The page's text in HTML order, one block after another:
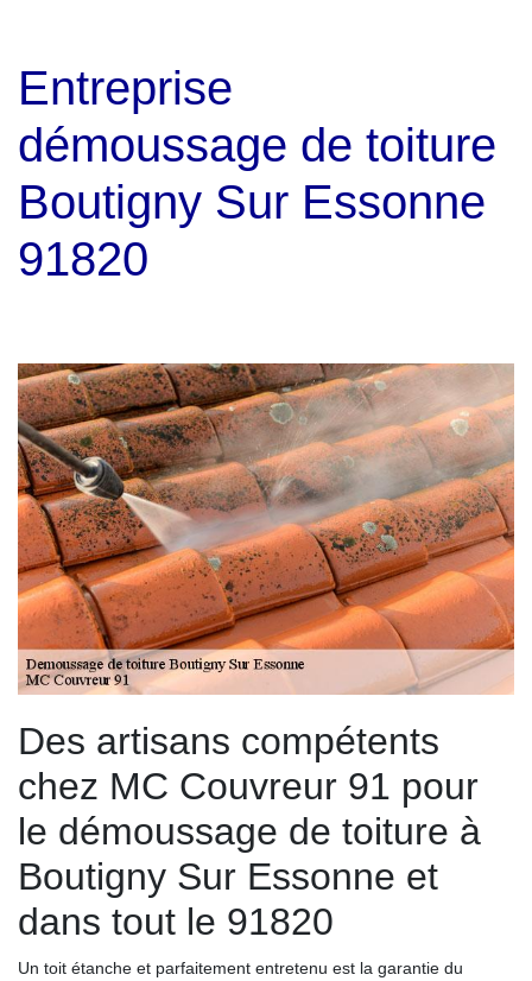
Entreprise
démoussage de toiture
Boutigny Sur Essonne
91820
Des artisans compétents
chez MC Couvreur 91 pour
le démoussage de toiture à
Boutigny Sur Essonne et
dans tout le 91820
Un toit étanche et parfaitement entretenu est la garantie du